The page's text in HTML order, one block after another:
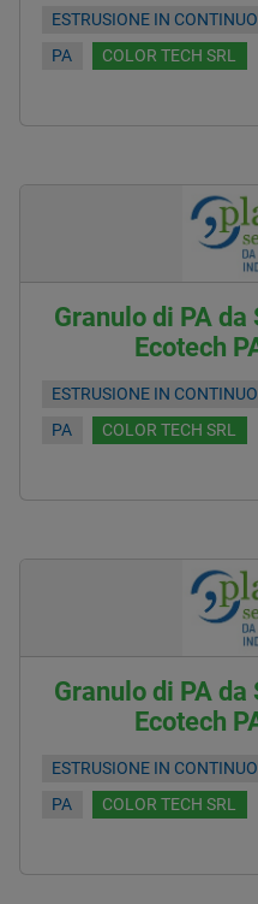
ESTRUSIONE IN CONTINUO
PA
COLOR TECH SRL
Granulo di PA
Ecotech
ESTRUSIONE IN CONTINUO
PA
COLOR TECH SRL
Granulo di PA
Ecotech
ESTRUSIONE IN CONTINUO
PA
COLOR TECH SRL